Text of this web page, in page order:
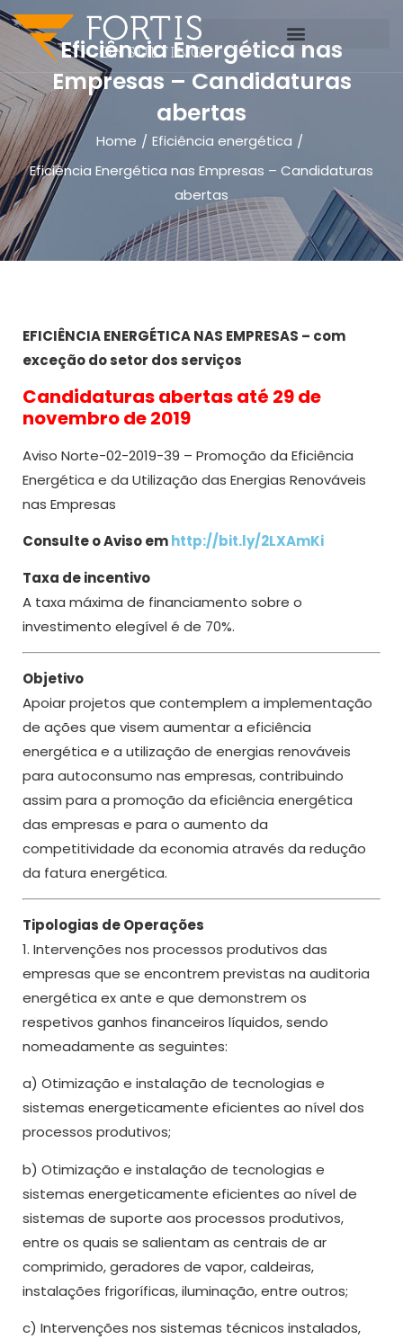
Eficiência Energética nas
Empresas – Candidaturas
abertas
Home / Eficiência energética /
Eficiência Energética nas Empresas – Candidaturas
abertas
EFICIÊNCIA ENERGÉTICA NAS EMPRESAS – com
exceção do setor dos serviços
Candidaturas abertas até 29 de
novembro de 2019
Aviso Norte-02-2019-39 – Promoção da Eficiência
Energética e da Utilização das Energias Renováveis
nas Empresas
Consulte o Aviso emhttp://bit.ly/2LXAmKi
Taxa de incentivo
A taxa máxima de financiamento sobre o
investimento elegível é de 70%.
Objetivo
Apoiar projetos que contemplem a implementação
de ações que visem aumentar a eficiência
energética e a utilização de energias renováveis
para autoconsumo nas empresas, contribuindo
assim para a promoção da eficiência energética
das empresas e para o aumento da
competitividade da economia através da redução
da fatura energética.
Tipologias de Operações
1. Intervenções nos processos produtivos das
empresas que se encontrem previstas na auditoria
energética ex ante e que demonstrem os
respetivos ganhos financeiros líquidos, sendo
nomeadamente as seguintes:
a) Otimização e instalação de tecnologias e
sistemas energeticamente eficientes ao nível dos
processos produtivos;
b) Otimização e instalação de tecnologias e
sistemas energeticamente eficientes ao nível de
sistemas de suporte aos processos produtivos,
entre os quais se salientam as centrais de ar
comprimido, geradores de vapor, caldeiras,
instalações frigoríficas, iluminação, entre outros;
c) Intervenções nos sistemas técnicos instalados,